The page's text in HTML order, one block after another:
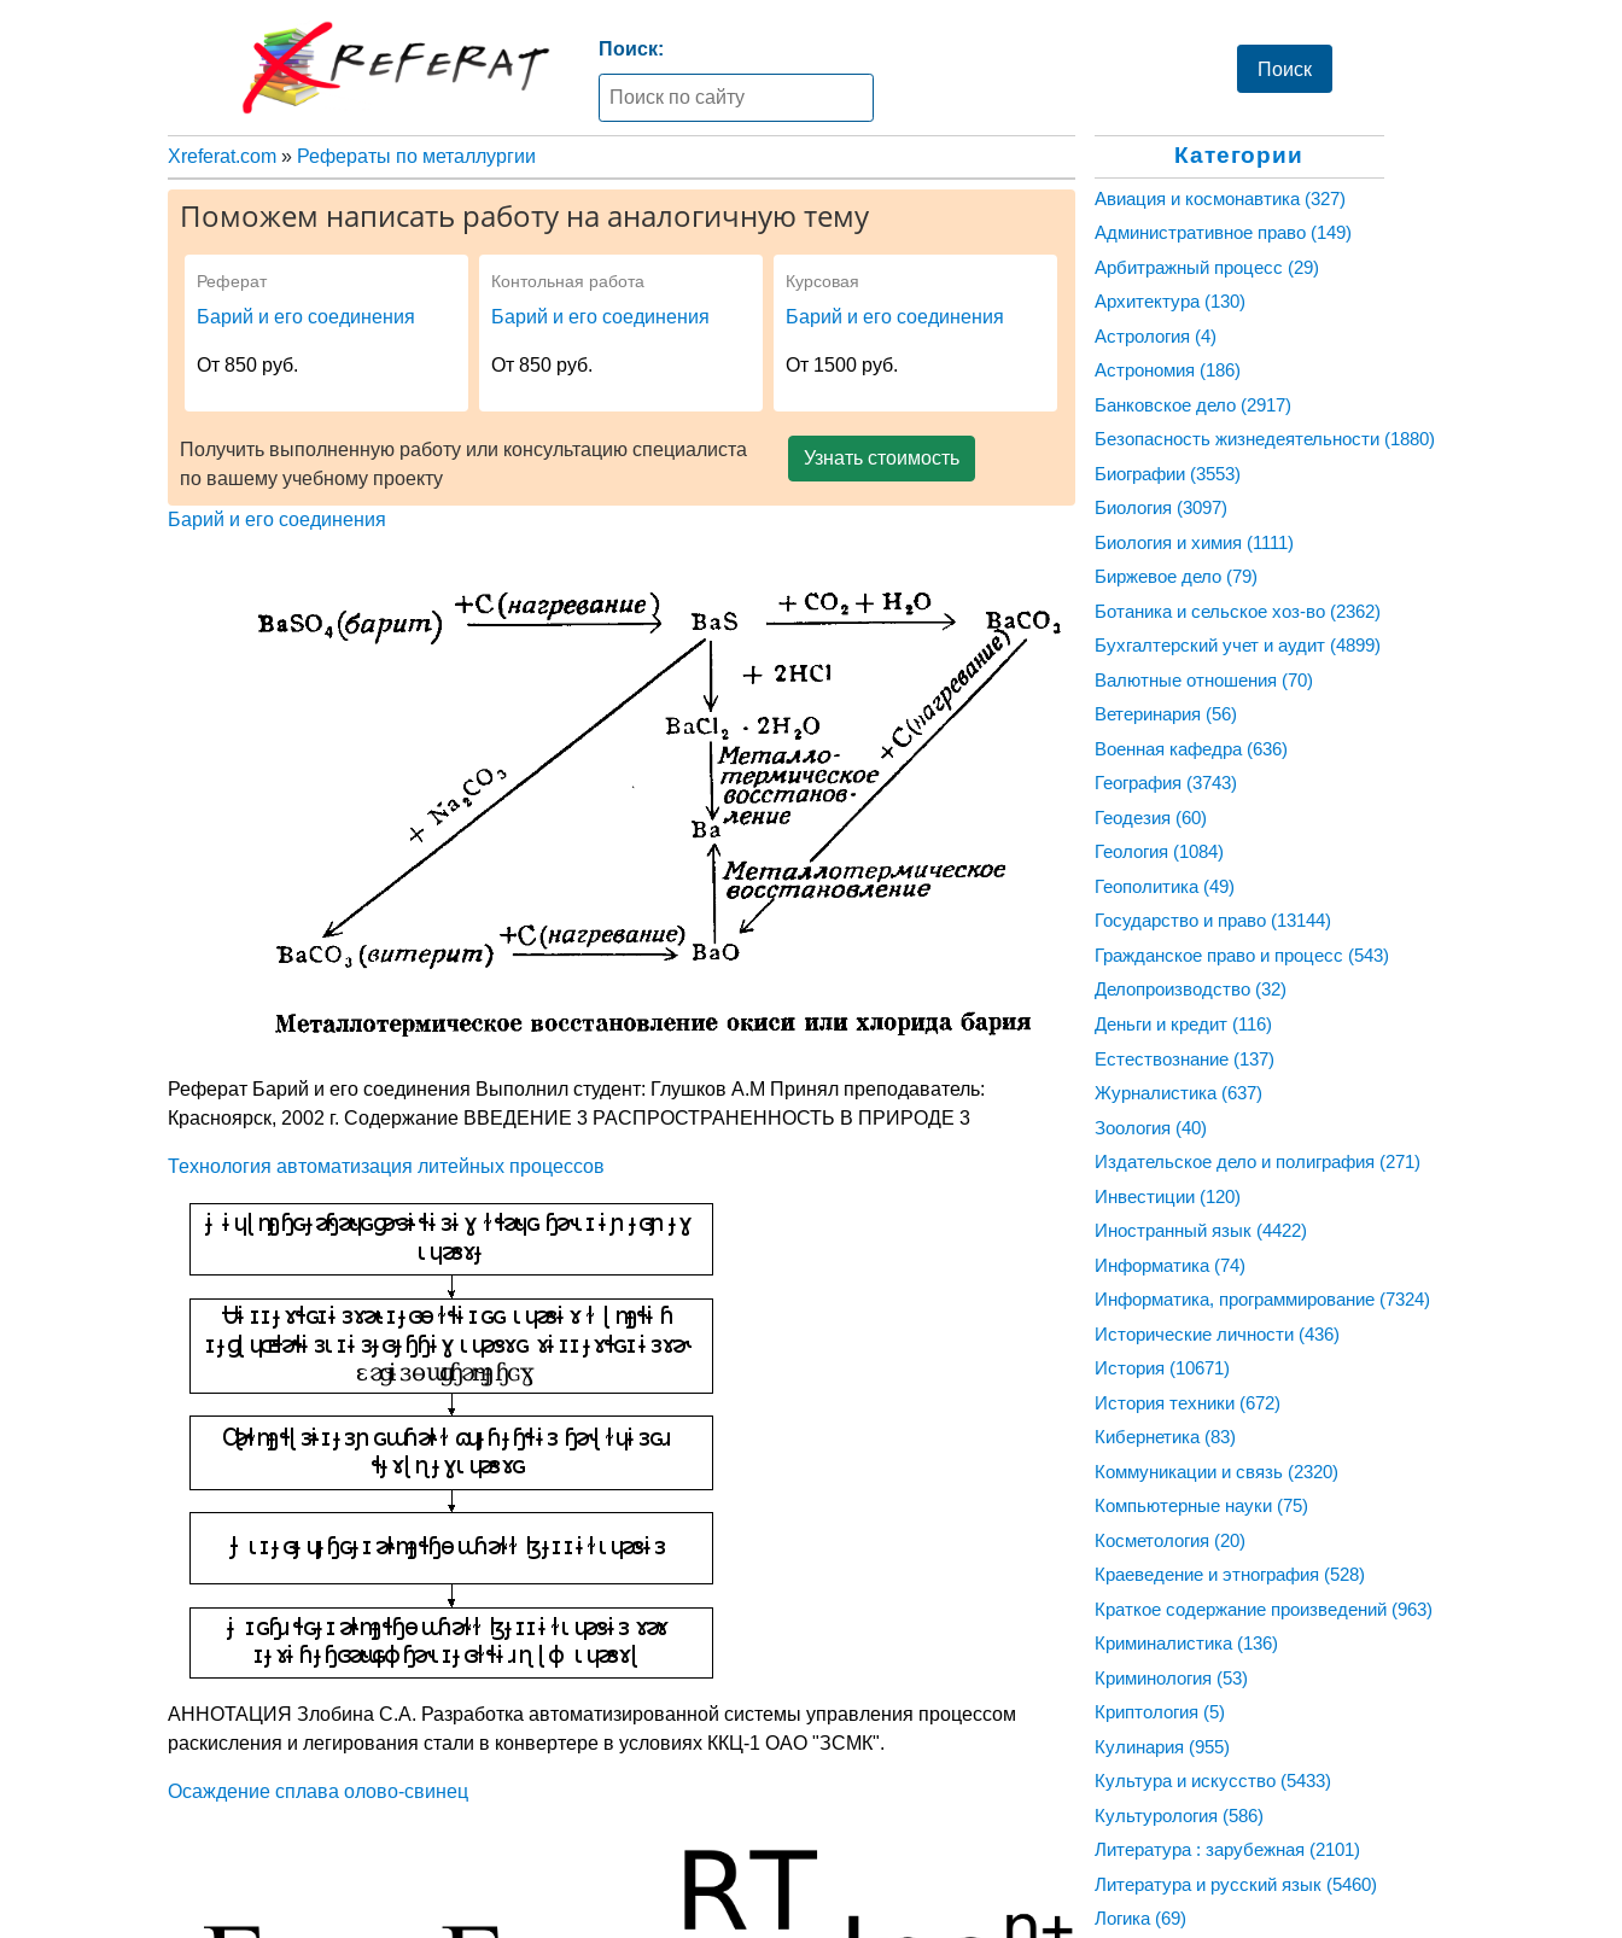
Поиск:
Xreferat.com» Рефераты по металлургии
Поможем написать работу на аналогичную тему
Реферат
Барий и его соединения
От 850 руб.
Контольная работа
Барий и его соединения
От 850 руб.
Курсовая
Барий и его соединения
От 1500 руб.
Получить выполненную работу или консультацию специалиста
по вашему учебному проекту
Узнать стоимость
Барий и его соединения
Реферат Барий и его соединения Выполнил студент: Глушков А.М Принял преподаватель:
Красноярск, 2002 г. Содержание ВВЕДЕНИЕ 3 РАСПРОСТРАНЕННОСТЬ В ПРИРОДЕ 3
Технология автоматизация литейных процессов
АННОТАЦИЯ Злобина С.А. Разработка автоматизированной системы управления процессом
раскисления и легирования стали в конвертере в условиях ККЦ-1 ОАО "ЗСМК".
Осаждение сплава олово-свинец
Категории
Авиация и космонавтика (327)
Административное право (149)
Арбитражный процесс (29)
Архитектура (130)
Астрология (4)
Астрономия (186)
Банковское дело (2917)
Безопасность жизнедеятельности (1880)
Биографии (3553)
Биология (3097)
Биология и химия (1111)
Биржевое дело (79)
Ботаника и сельское хоз-во (2362)
Бухгалтерский учет и аудит (4899)
Валютные отношения (70)
Ветеринария (56)
Военная кафедра (636)
География (3743)
Геодезия (60)
Геология (1084)
Геополитика (49)
Государство и право (13144)
Гражданское право и процесс (543)
Делопроизводство (32)
Деньги и кредит (116)
Естествознание (137)
Журналистика (637)
Зоология (40)
Издательское дело и полиграфия (271)
Инвестиции (120)
Иностранный язык (4422)
Информатика (74)
Информатика, программирование (7324)
Исторические личности (436)
История (10671)
История техники (672)
Кибернетика (83)
Коммуникации и связь (2320)
Компьютерные науки (75)
Косметология (20)
Краеведение и этнография (528)
Краткое содержание произведений (963)
Криминалистика (136)
Криминология (53)
Криптология (5)
Кулинария (955)
Культура и искусство (5433)
Культурология (586)
Литература : зарубежная (2101)
Литература и русский язык (5460)
Логика (69)